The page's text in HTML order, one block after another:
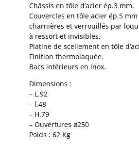
Châssis en tôle d’acier ép.3 mm.
Couvercles en tôle acier ép.5
charnières et verrouillés par
à ressort et invisibles.
Platine de scellement en tôle
Finition thermolaquée.
Bacs intérieurs en inox.
Dimensions :
– L.92
– l.48
– H.79
– Ouvertures ø250
Poids : 62 Kg